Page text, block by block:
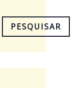
PESQUISAR